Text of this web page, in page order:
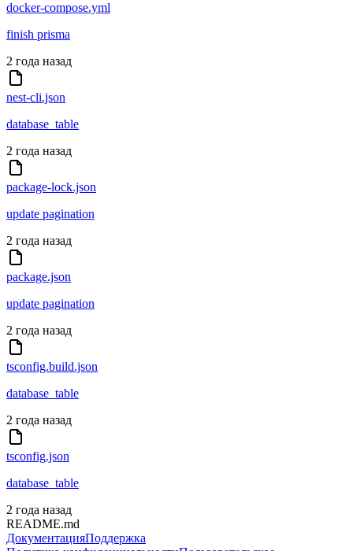
docker-compose.yml
finish prisma
2 года назад
nest-cli.json
database_table
2 года назад
package-lock.json
update pagination
2 года назад
package.json
update pagination
2 года назад
tsconfig.build.json
database_table
2 года назад
tsconfig.json
database_table
2 года назад
README.md
ДокументацияПоддержка